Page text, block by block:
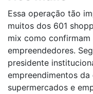
Essa operação tão
muitos dos 601
mix como
empreendedores.
presidente
empreendimentos
supermercados e